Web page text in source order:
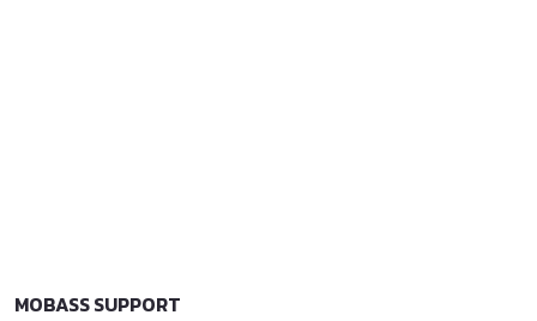
MOBASS SUPPORT